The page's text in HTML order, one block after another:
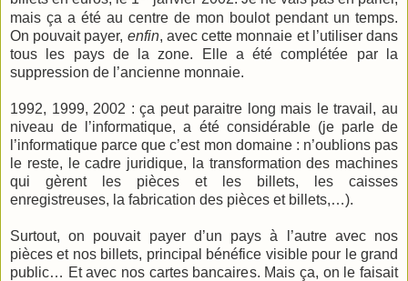
mais ça a été au centre de mon boulot pendant un temps.
On pouvait payer, enfin, avec cette monnaie et l’utiliser dans
tous les pays de la zone. Elle a été complétée par la
suppression de l’ancienne monnaie.
1992, 1999, 2002 : ça peut paraitre long mais le travail, au
niveau de l’informatique, a été considérable (je parle de
l’informatique parce que c’est mon domaine : n’oublions pas
le reste, le cadre juridique, la transformation des machines
qui gèrent les pièces et les billets, les caisses
enregistreuses, la fabrication des pièces et billets,…).
Surtout, on pouvait payer d’un pays à l’autre avec nos
pièces et nos billets, principal bénéfice visible pour le grand
public… Et avec nos cartes bancaires. Mais ça, on le faisait